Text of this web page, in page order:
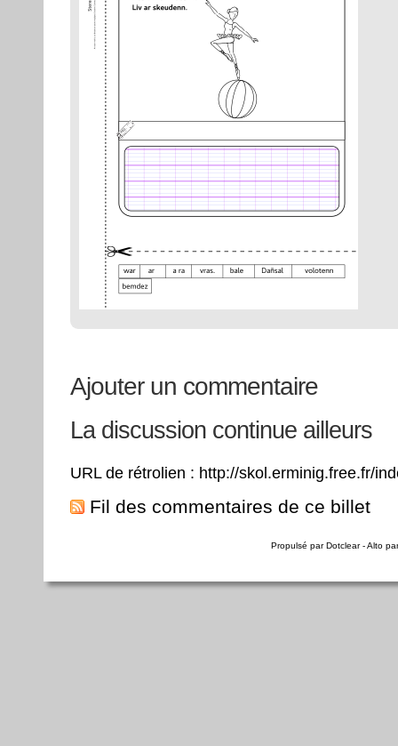
Ajouter un commentaire
La discussion continue ailleurs
URL de rétrolien : http://skol.erminig.free.fr/
Fil des commentaires de ce billet
Propulsé parDotclear- Alto